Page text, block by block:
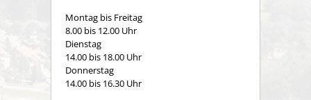
Montag bis Freitag
8.00 bis 12.00 Uhr
Dienstag
14.00 bis 18.00 Uhr
Donnerstag
14.00 bis 16.30 Uhr